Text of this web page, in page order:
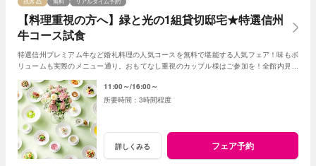
【料理重視の方へ】緑と光の1組貸切邸宅★特選信州
牛コース試食
特選信州プレミアム牛など婚礼料理の人気コースを無料で堪能する人気フェア！味もボ
リュームも実際のメニュー通り。おもてなし重視のカップル様はご参加を！全館内見学
11:00～ 16:00～
3時間程度
詳しくみる フェア予約